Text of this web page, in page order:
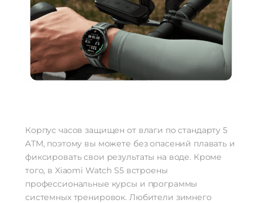
Корпус часов защищен от влаги по стандарту 5
ATM, поэтому вы можете без опасений плавать и
фиксировать свои результаты на воде. Кроме
того, в Xiaomi Watch S5 встроены
профессиональные курсы и программы
системных тренировок. Любители зимнего